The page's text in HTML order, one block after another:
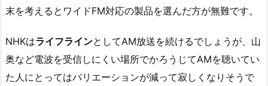
末を考えるとワイドFM対応の製品を選んだ方が無難です。
NHKはライフラインとしてAM放送を続けるでしょうが、山
奥など電波を受信しにくい場所でかろうじてAMを聴いてい
た人にとってはバリエーションが減って寂しくなりそうで